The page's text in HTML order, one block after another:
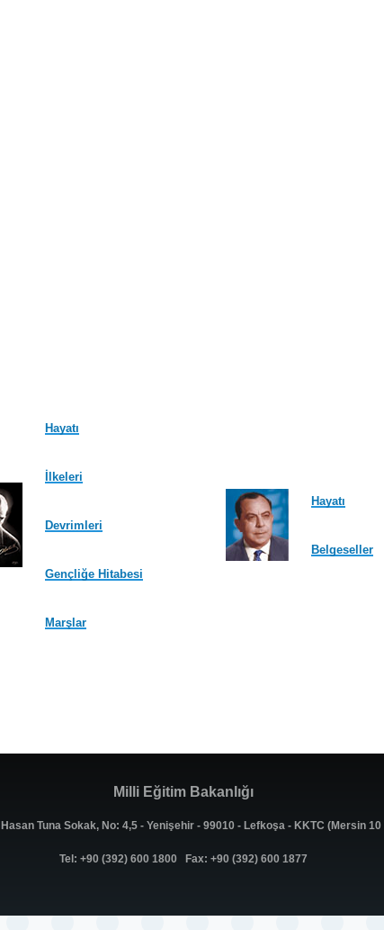
Hayatı
İlkeleri
Devrimleri
Gençliğe Hitabesi
Marşlar
Hayatı
Belgeseller
Milli Eğitim Bakanlığı
Tuna Sokak, No: 4,5 - Yenişehir - 99010 - Lefkoşa - KKTC (Mersin 10
Tel: +90 (392) 600 1800 Fax: +90 (392) 600 1877